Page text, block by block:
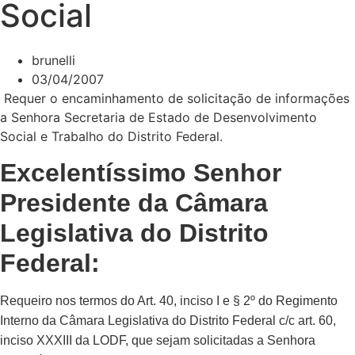
Social
brunelli
03/04/2007
Requer o encaminhamento de solicitação de informações
a Senhora Secretaria de Estado de Desenvolvimento
Social e Trabalho do Distrito Federal.
Excelentíssimo Senhor
Presidente da Câmara
Legislativa do Distrito
Federal:
Requeiro nos termos do Art. 40, inciso I e § 2º do Regimento
Interno da Câmara Legislativa do Distrito Federal c/c art. 60,
inciso XXXIII da LODF, que sejam solicitadas a Senhora